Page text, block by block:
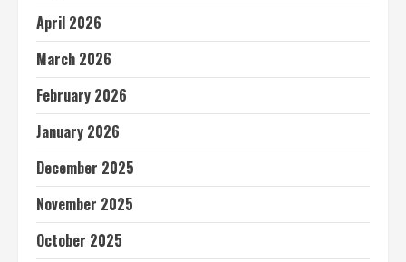
April 2026
March 2026
February 2026
January 2026
December 2025
November 2025
October 2025